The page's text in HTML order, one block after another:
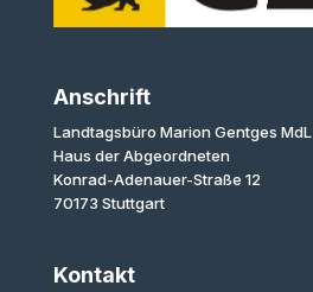
Anschrift
Landtagsbüro Marion Gentges MdL
Haus der Abgeordneten
Konrad-Adenauer-Straße 12
70173 Stuttgart
Kontakt